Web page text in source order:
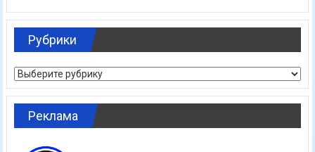
Рубрики
Рубрики
Реклама